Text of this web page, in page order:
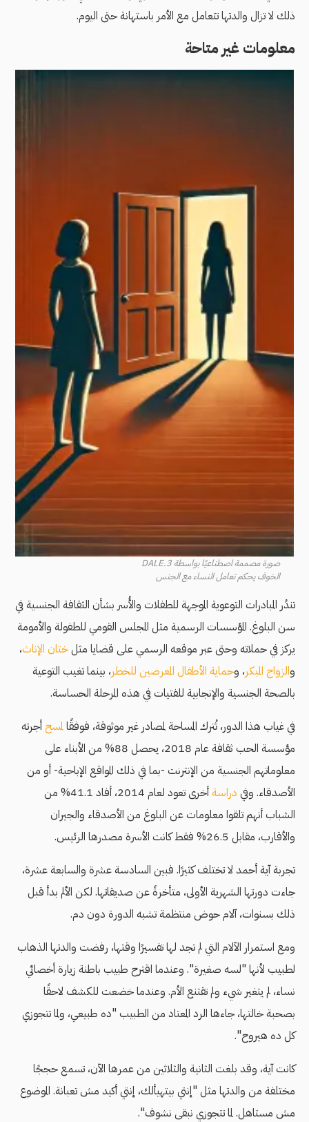
ذلك لا تزال والدتها تتعامل مع الأمر باستهانة حتى اليوم.
معلومات غير متاحة
صورة مصممة اصطناعيًا بواسطة DALE.3
الخوف يحكم تعامل النساء مع الجنس
تندُر المبادرات التوعوية الموجهة للطفلات والأُسر بشأن الثقافة الجنسية في
سن البلوغ. المؤسسات الرسمية مثل المجلس القومي للطفولة والأمومة
يركز في حملاته وحتى عبر موقعه الرسمي على قضايا مثلختان الإناث،
والزواج المبكر، وحماية الأطفال المعرضين للخطر، بينما تغيب التوعية
بالصحة الجنسية والإنجابية للفتيات في هذه المرحلة الحساسة.
في غياب هذا الدور، تُترك المساحة لمصادر غير موثوقة، فوفقًالمسحأجرته
مؤسسة الحب ثقافة عام 2018، يحصل 88% من الأبناء على
معلوماتهم الجنسية من الإنترنت -بما في ذلك المواقع الإباحية- أو من
الأصدقاء. وفي دراسة
أخرى تعود لعام 2014، أفاد 41.1% من
الشباب أنهم تلقوا معلومات عن البلوغ من الأصدقاء والجيران
والأقارب، مقابل 26.5% فقط كانت الأسرة مصدرها الرئيس.
تجربة آية أحمد لا تختلف كثيرًا. فبين السادسة عشرة والسابعة عشرة،
جاءت دورتها الشهرية الأولى، متأخرةً عن صديقاتها. لكن الألم بدأ قبل
ذلك بسنوات، آلام حوض منتظمة تشبه الدورة دون دم.
ومع استمرار الآلام التي لم تجد لها تفسيرًا وقتها، رفضت والدتها الذهاب
لطبيب لأنها "لسه صغيرة". وعندما اقترح طبيب باطنة زيارة أخصائي
نساء، لم يتغير شيء ولم تقتنع الأم. وعندما خضعت للكشف لاحقًا
بصحبة خالتها، جاءها الرد المعتاد من الطبيب "ده طبيعي، ولما تتجوزي
كل ده هيروح".
كانت آية، وقد بلغت الثانية والثلاثين من عمرها الآن، تسمع حججًا
مختلفة من والدتها مثل "إنتي بيتهيألك، إنتي أكيد مش تعبانة. الموضوع
مش مستاهل. لما تتجوزي نبقى نشوف".